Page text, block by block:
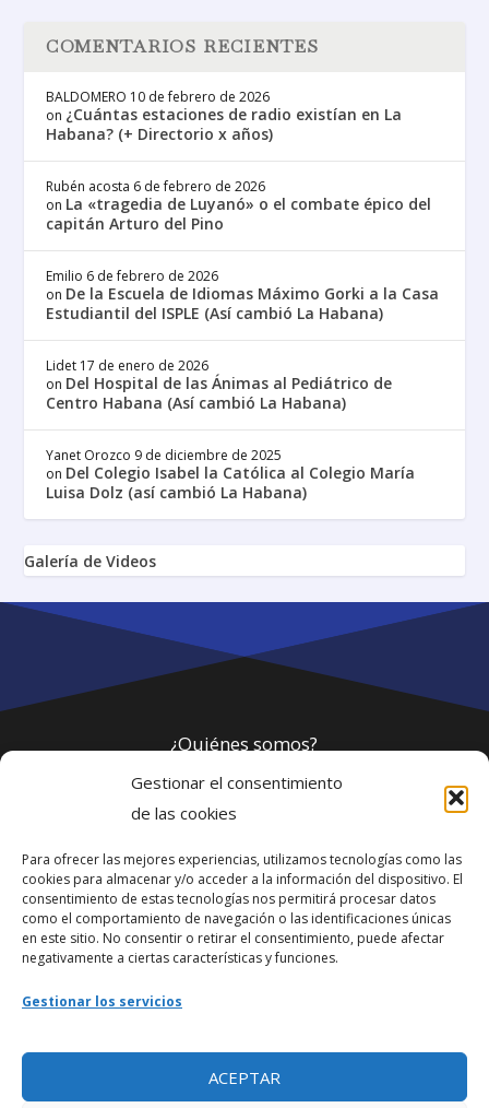
Gestionar el consentimiento
de las cookies
Para ofrecer las mejores experiencias, utilizamos tecnologías como las
cookies para almacenar y/o acceder a la información del dispositivo. El
consentimiento de estas tecnologías nos permitirá procesar datos
como el comportamiento de navegación o las identificaciones únicas
en este sitio. No consentir o retirar el consentimiento, puede afectar
negativamente a ciertas características y funciones.
Gestionar los servicios
ACEPTAR
COMENTARIOS RECIENTES
BALDOMERO 10 de febrero de 2026
on ¿Cuántas estaciones de radio existían en La
Habana? (+ Directorio x años)
Rubén acosta 6 de febrero de 2026
on La «tragedia de Luyanó» o el combate épico del
capitán Arturo del Pino
Emilio 6 de febrero de 2026
on De la Escuela de Idiomas Máximo Gorki a la Casa
Estudiantil del ISPLE (Así cambió La Habana)
Lidet 17 de enero de 2026
on Del Hospital de las Ánimas al Pediátrico de
Centro Habana (Así cambió La Habana)
Yanet Orozco 9 de diciembre de 2025
on Del Colegio Isabel la Católica al Colegio María
Luisa Dolz (así cambió La Habana)
Galería de Videos
¿Quiénes somos?
Política de privacidad
Webmaster
soporte@fotosdlahabana.com
Nuestro e-mail:
Ir al grupo de Facebook